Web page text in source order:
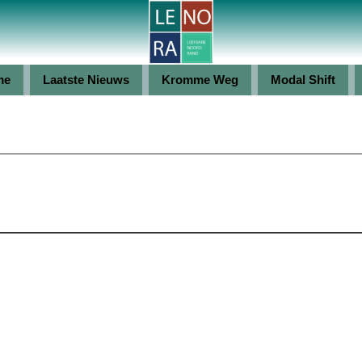
Laatste Nieuws Kromme Weg Modal Shift